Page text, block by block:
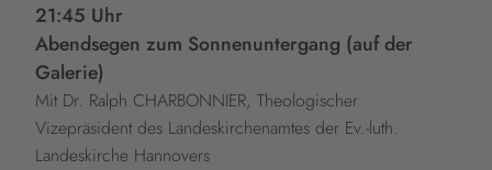
21:45 Uhr
Abendsegen zum Sonnenuntergang (auf der
Galerie)
Mit Dr. Ralph CHARBONNIER, Theologischer
Vizepräsident des Landeskirchenamtes der Ev.-luth.
Landeskirche Hannovers